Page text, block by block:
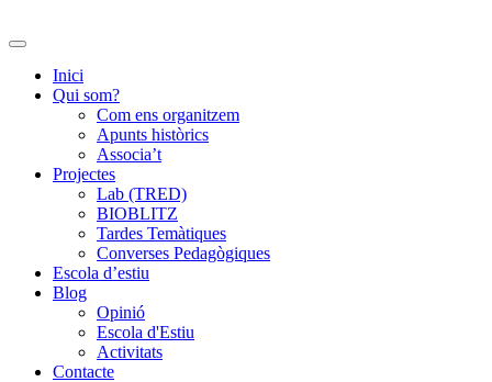
Inici
Qui som?
Com ens organitzem
Apunts històrics
Associa’t
Projectes
Lab (TRED)
BIOBLITZ
Tardes Temàtiques
Converses Pedagògiques
Escola d’estiu
Blog
Opinió
Escola d'Estiu
Activitats
Contacte